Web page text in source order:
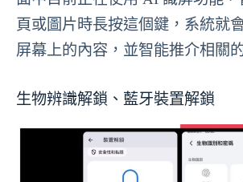
頁或圖片時長按這個鍵，系統就
屏幕上的內容，並智能推介相關
生物辨識解鎖、藍牙裝置解鎖